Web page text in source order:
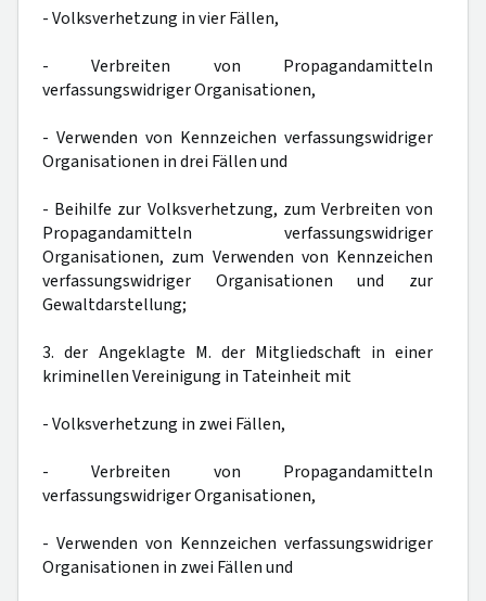
- Volksverhetzung in vier Fällen,
- Verbreiten von Propagandamitteln
verfassungswidriger Organisationen,
- Verwenden von Kennzeichen verfassungswidriger
Organisationen in drei Fällen und
- Beihilfe zur Volksverhetzung, zum Verbreiten von
Propagandamitteln verfassungswidriger
Organisationen, zum Verwenden von Kennzeichen
verfassungswidriger Organisationen und zur
Gewaltdarstellung;
3. der Angeklagte M. der Mitgliedschaft in einer
kriminellen Vereinigung in Tateinheit mit
- Volksverhetzung in zwei Fällen,
- Verbreiten von Propagandamitteln
verfassungswidriger Organisationen,
- Verwenden von Kennzeichen verfassungswidriger
Organisationen in zwei Fällen und